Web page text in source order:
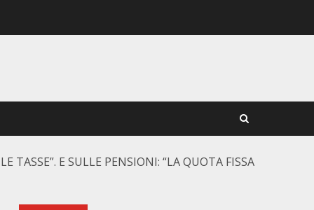
TASSE”. E SULLE PENSIONI: “LA QUOTA FISSA